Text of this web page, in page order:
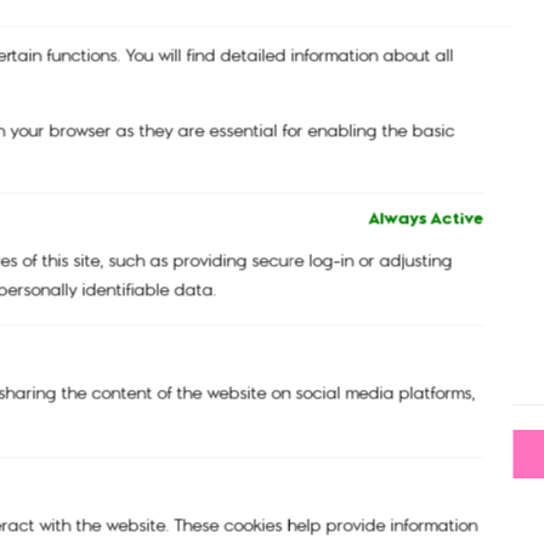
functions. You will find detailed information about all
browser as they are essential for enabling the basic
Always Active
of this site, such as providing secure log-in or adjusting
identifiable data.
the content of the website on social media platforms,
with the website. These cookies help provide information